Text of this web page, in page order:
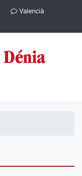
Valencià